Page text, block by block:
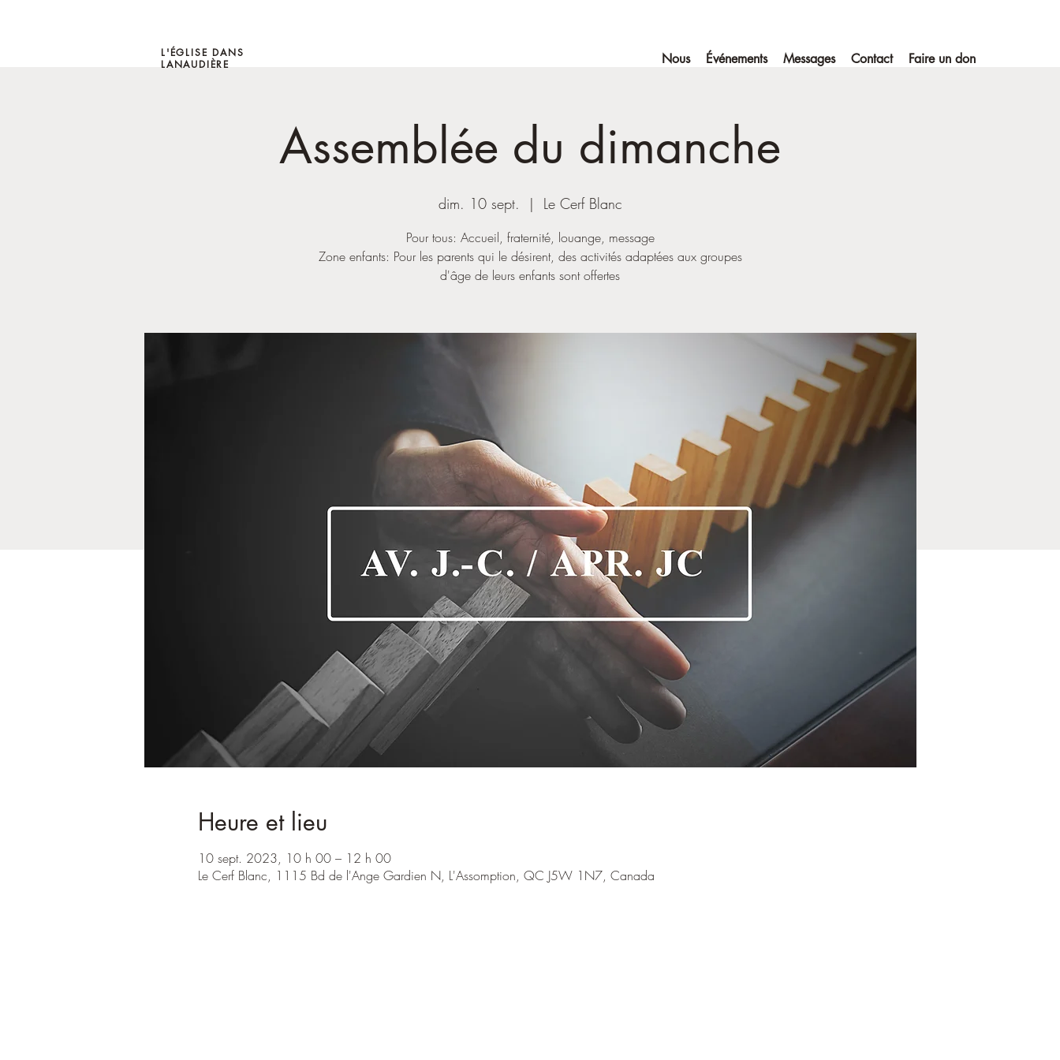
L'ÉGLISE DANS
LANAUDIÈRE
Nous Événements Messages Contact Faire un don
Assemblée du dimanche
dim. 10 sept.
  |
Le Cerf Blanc
Pour tous: Accueil, fraternité, louange, message
Zone enfants: Pour les parents qui le désirent, des activités adaptées aux groupes
d'âge de leurs enfants sont offertes
Heure et lieu
10 sept. 2023, 10 h 00 – 12 h 00
Le Cerf Blanc, 1115 Bd de l'Ange Gardien N, L'Assomption, QC J5W 1N7, Canada